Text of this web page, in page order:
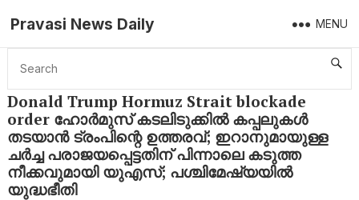
Pravasi News Daily MENU
Home Latest
Donald Trump Hormuz Strait blockade
order ഹോർമുസ് കടലിടുക്കിൽ കപ്പലുകൾ
തടയാൻ ട്രംപിന്റെ ഉത്തരവ്; ഇറാനുമായുള്ള
ചർച്ച പരാജയപ്പെട്ടതിന് പിന്നാലെ കടുത്ത
നീക്കവുമായി യുഎസ്; പശ്ചിമേഷ്യയിൽ
യുദ്ധഭീതി